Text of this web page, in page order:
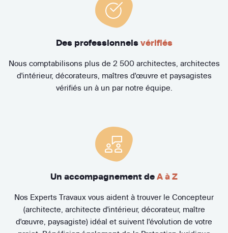
Des professionnels vérifiés
Nous comptabilisons plus de 2 500 architectes, architectes
d'intérieur, décorateurs, maîtres d'œuvre et paysagistes
vérifiés un à un par notre équipe.
Un accompagnement de A à Z
Nos Experts Travaux vous aident à trouver le Concepteur
(architecte, architecte d'intérieur, décorateur, maître
d'œuvre, paysagiste) idéal et suivent l'évolution de votre